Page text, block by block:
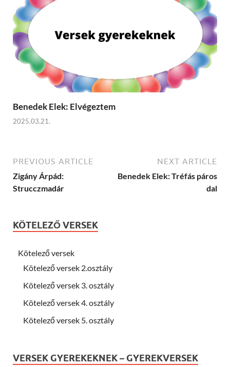
Benedek Elek: Elvégeztem
2025.03.21.
PREVIOUS ARTICLE
Zigány Árpád:
Strucczmadár
NEXT ARTICLE
Benedek Elek: Tréfás páros
dal
KÖTELEZŐ VERSEK
Kötelező versek
Kötelező versek 2.osztály
Kötelező versek 3. osztály
Kötelező versek 4. osztály
Kötelező versek 5. osztály
VERSEK GYEREKEKNEK – GYEREKVERSEK